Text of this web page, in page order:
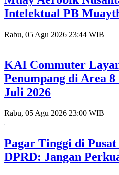
Intelektual PB
Rabu, 05 Agu 2026 23:44 WIB
KAI Commuter
Penumpang di Area 8
Juli 2026
Rabu, 05 Agu 2026 23:00 WIB
Pagar Tinggi di
DPRD: Jangan